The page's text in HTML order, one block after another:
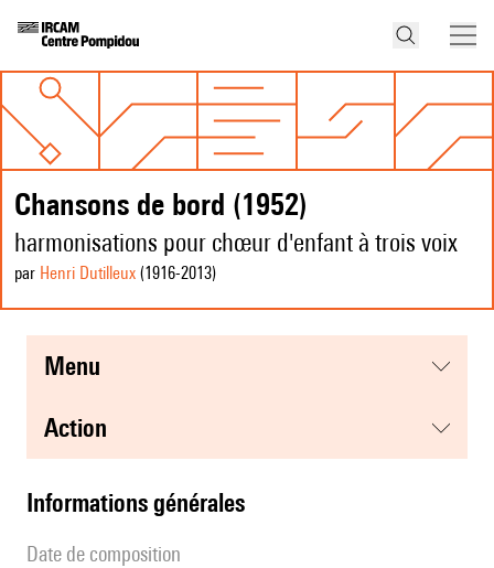
Chansons de bord (1952)
harmonisations pour chœur d'enfant à trois voix
par Henri Dutilleux (1916-2013)
menu
action
informations générales
date de composition